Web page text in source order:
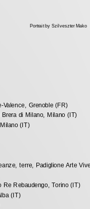
Portrait by Szilveszter Mako
Valence, Grenoble (FR)
di Milano, Milano (IT)
(IT)
terre, Padiglione Arte
Re Rebaudengo, Torino (IT)
(IT)